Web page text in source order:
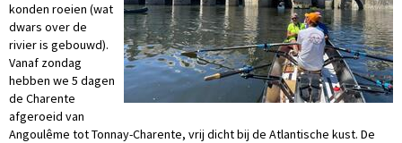
konden roeien (wat
dwars over de
rivier is gebouwd).
Vanaf zondag
hebben we 5 dagen
de Charente
afgeroeid van
Angoulême tot Tonnay-Charente, vrij dicht bij de Atlantische kust. De